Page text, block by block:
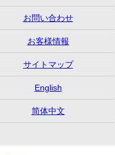
お問い合わせ
お客様情報
サイトマップ
English
简体中文